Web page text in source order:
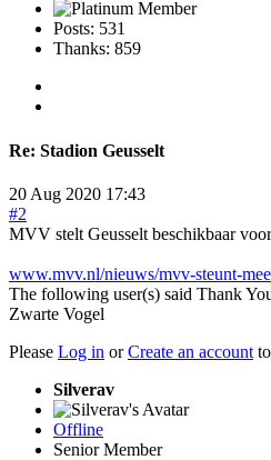
Posts: 531
Thanks: 859
Re: Stadion Geusselt
20 Aug 2020 17:43
#2
MVV stelt Geusselt beschikbaar
www.mvv.nl/nieuws/mvv-steunt-
The following user(s) said Thank
Zwarte Vogel
Please Log in orCreate an account
Silverav
Offline
Senior Member